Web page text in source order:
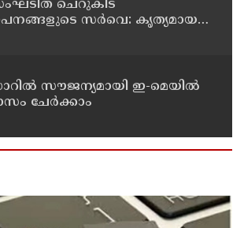
ചെറുകിട
സർവെ: കൃത്യമായ
സൗജന്യമായി ഇ-മെയിൽ
ചേർക്കാം